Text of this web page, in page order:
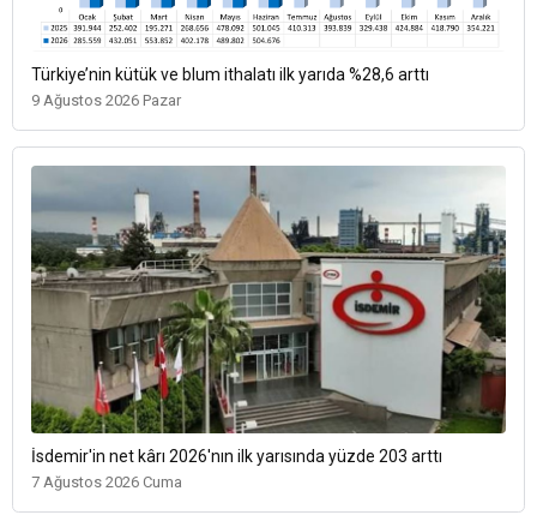
Türkiye’nin kütük ve blum ithalatı ilk yarıda %28,6 arttı
9 Ağustos 2026 Pazar
İsdemir'in net kârı 2026'nın ilk yarısında yüzde 203 arttı
7 Ağustos 2026 Cuma